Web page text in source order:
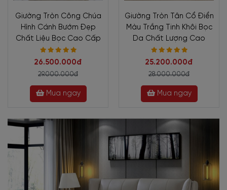
Giường Tròn Công Chúa
Hình Cánh Bướm Đẹp
Chất Liệu Bọc Cao Cấp
26.500.000đ
29.000.000đ
Mua ngay
Giường Tròn Tân Cổ Điển
Màu Trắng Tinh Khôi Bọc
Da Chất Lượng Cao
25.200.000đ
28.000.000đ
Mua ngay